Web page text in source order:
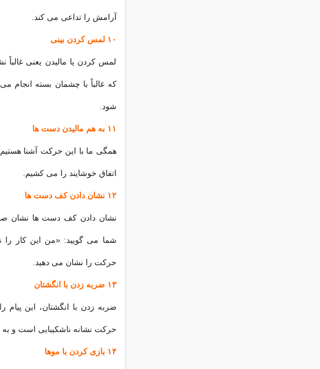
آرامش را تداعی می کند.
۱۰ لمس کردن بینی
لمس کردن یا مالیدن یعنی
که غالباً با چشمان بسته
شود.
۱۱ به هم مالیدن دست ها
همگی ما با این حرکت آشنا
اتفاق خوشایند را می کشیم.
۱۲ نشان دادن کف دست ها
نشان دادن کف دست ها نشان
شما می گویید: «من این کار را
حرکت را نشان می دهید.
۱۳ ضربه زدن با انگشتان
ضربه زدن با انگشتان، این
حرکت نشانه ناشکیبایی است و به
۱۴ بازی کردن با موها